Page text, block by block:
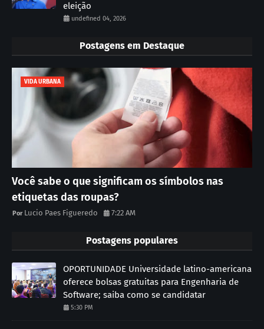
eleição
undefined 04, 2026
Postagens em Destaque
VIDA URBANA
Você sabe o que significam os símbolos nas
etiquetas das roupas?
Lucio Paes Figueredo 7:22 AM
Postagens populares
OPORTUNIDADE Universidade latino-americana
oferece bolsas gratuitas para Engenharia de
Software; saiba como se candidatar
5:30 PM